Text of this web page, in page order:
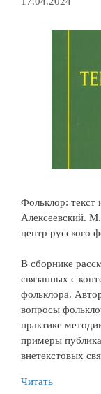
Фольклор: текст
Алексеевский.
центр русского
В сборнике
связанных с
фольклора.
вопросы
практике
примеры
внетекстовых
Читать